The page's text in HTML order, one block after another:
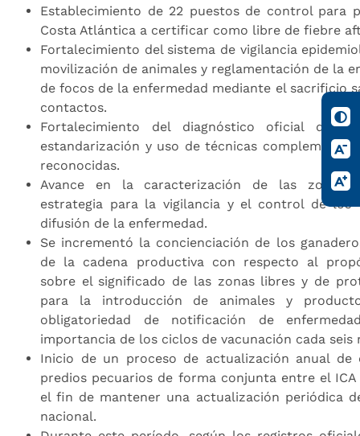
Establecimiento de 22 puestos de control para
Costa Atlántica a certificar como libre de fiebre
Fortalecimiento del sistema de vigilancia
movilización de animales y reglamentación de la
de focos de la enfermedad mediante el sacrificio
contactos.
Fortalecimiento del diagnóstico oficial de
estandarización y uso de técnicas
reconocidas.
Avance en la caracterización de las zonas
estrategia para la vigilancia y el control de los
difusión de la enfermedad.
Se incrementó la concienciación de los
de la cadena productiva con respecto al
sobre el significado de las zonas libres y de
para la introducción de animales y
obligatoriedad de notificación de
importancia de los ciclos de vacunación cada seis
Inicio de un proceso de actualización anual de
predios pecuarios de forma conjunta entre el ICA
el fin de mantener una actualización periódica
nacional.